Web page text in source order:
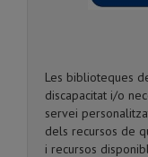
Les biblioteques
discapacitat i/o
servei
dels recursos de
i recursos